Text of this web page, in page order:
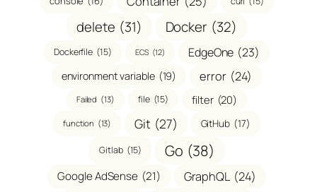
delete (31) Docker (32)
Dockerfile (15) ECS (12) EdgeOne (23)
environment variable (19) error (24)
Failed (13) file (15) filter (20)
function (13) Git (27) GitHub (17)
Gitlab (15) Go (38)
Google AdSense (21) GraphQL (24)